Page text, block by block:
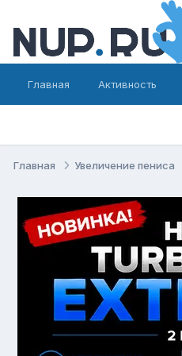
Главная Активность
Главная Увеличение пениса